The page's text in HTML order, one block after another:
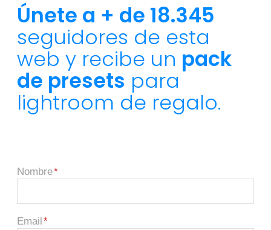
Únete a + de 18.345
seguidores de esta
web y recibe un pack
de presets para
lightroom de regalo.
Nombre
Email